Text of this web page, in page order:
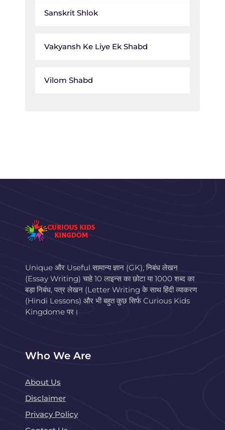
Sanskrit Shlok
Vakyansh Ke Liye Ek Shabd
Vilom Shabd
Unique और Useful सामान्य ज्ञान (GK), निबंध लेखन
(Essay Writing) चाहे 10 लाइन्स का छोटा या 1000 शब्द का
बड़ा निबंध, पत्र लेखन (Letter Writing के साथ हिंदी व्याकरण
(Hindi Lessons) और भी बहुत कुछ सिर्फ Curious Kids
Kingdome पर।
Who We Are
About Us
Disclaimer
Privacy Policy